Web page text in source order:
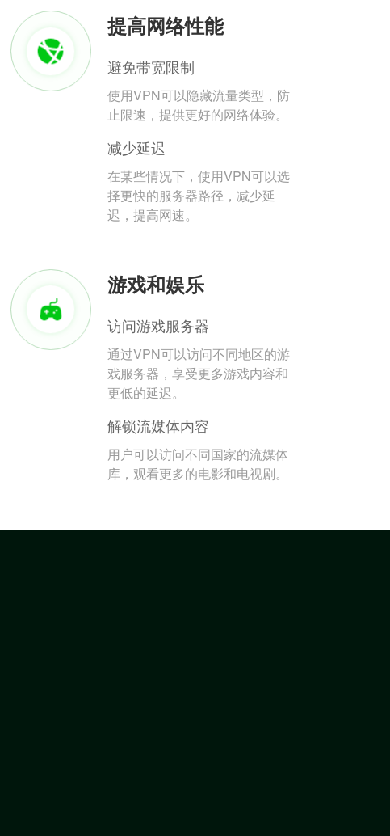
提高网络性能
避免带宽限制
使用VPN可以隐藏流量类型，防
止限速，提供更好的网络体验。
减少延迟
在某些情况下，使用VPN可以选
择更快的服务器路径，减少延
迟，提高网速。
游戏和娱乐
访问游戏服务器
通过VPN可以访问不同地区的游
戏服务器，享受更多游戏内容和
更低的延迟。
解锁流媒体内容
用户可以访问不同国家的流媒体
库，观看更多的电影和电视剧。